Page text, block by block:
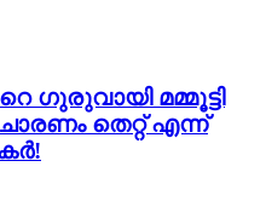
ഗുരുവായി മമ്മൂട്ടി
തെറ്റ് എന്ന്